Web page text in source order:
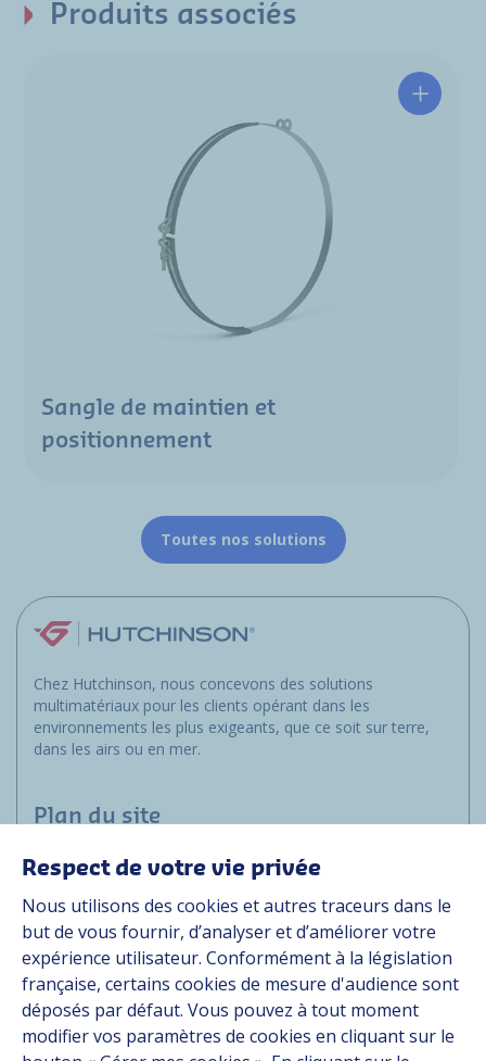
Produits associés
Sangle de maintien et
positionnement
Toutes nos solutions
Chez Hutchinson, nous concevons des solutions
multimatériaux pour les clients opérant dans les
environnements les plus exigeants, que ce soit sur terre,
dans les airs ou en mer.
Plan du site
Marchés
Solutions
Ressources
À propos
Carrière
Contact
Respect de votre vie privée
Nous utilisons des cookies et autres traceurs dans le
but de vous fournir, d’analyser et d’améliorer votre
expérience utilisateur. Conformément à la législation
française, certains cookies de mesure d'audience sont
déposés par défaut. Vous pouvez à tout moment
modifier vos paramètres de cookies en cliquant sur le